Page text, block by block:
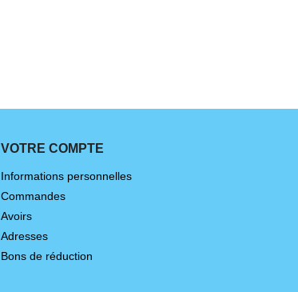
VOTRE COMPTE
Informations personnelles
Commandes
Avoirs
Adresses
Bons de réduction